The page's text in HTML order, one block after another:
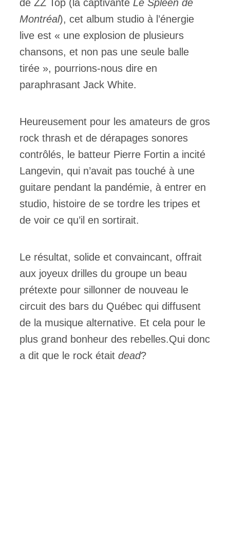
de ZZ Top (la captivante Le Spleen de
Montréal), cet album studio à l’énergie
live est « une explosion de plusieurs
chansons, et non pas une seule balle
tirée », pourrions-nous dire en
paraphrasant Jack White.
Heureusement pour les amateurs de gros
rock thrash et de dérapages sonores
contrôlés, le batteur Pierre Fortin a incité
Langevin, qui n’avait pas touché à une
guitare pendant la pandémie, à entrer en
studio, histoire de se tordre les tripes et
de voir ce qu’il en sortirait.
Le résultat, solide et convaincant, offrait
aux joyeux drilles du groupe un beau
prétexte pour sillonner de nouveau le
circuit des bars du Québec qui diffusent
de la musique alternative. Et cela pour le
plus grand bonheur des rebelles.Qui donc
a dit que le rock était dead?